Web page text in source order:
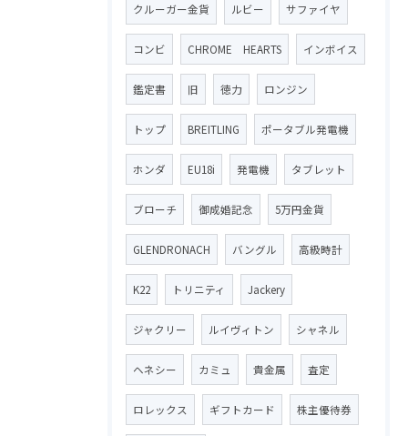
クルーガー金貨 ルビー サファイヤ
コンビ CHROME HEARTS インボイス
鑑定書 旧 徳力 ロンジン
トップ BREITLING ポータブル発電機
ホンダ EU18i 発電機 タブレット
ブローチ 御成婚記念 5万円金貨
GLENDRONACH バングル 高級時計
K22 トリニティ Jackery
ジャクリー ルイヴィトン シャネル
ヘネシー カミュ 貴金属 査定
ロレックス ギフトカード 株主優待券